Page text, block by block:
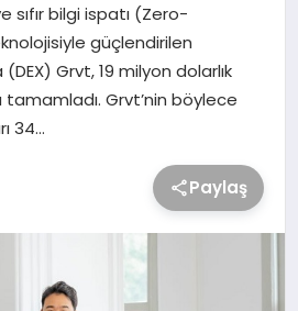
sıfır bilgi ispatı (Zero-
güçlendirilen
Grvt, 19 milyon dolarlık
tamamladı. Grvt’nin böylece
34…
Paylaş